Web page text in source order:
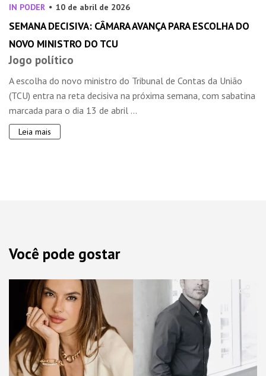
IN PODER 10 de abril de 2026
SEMANA DECISIVA: CÂMARA AVANÇA PARA ESCOLHA DO
NOVO MINISTRO DO TCU
Jogo político
A escolha do novo ministro do Tribunal de Contas da União
(TCU) entra na reta decisiva na próxima semana, com sabatina
marcada para o dia 13 de abril ...
Leia mais
Você pode gostar